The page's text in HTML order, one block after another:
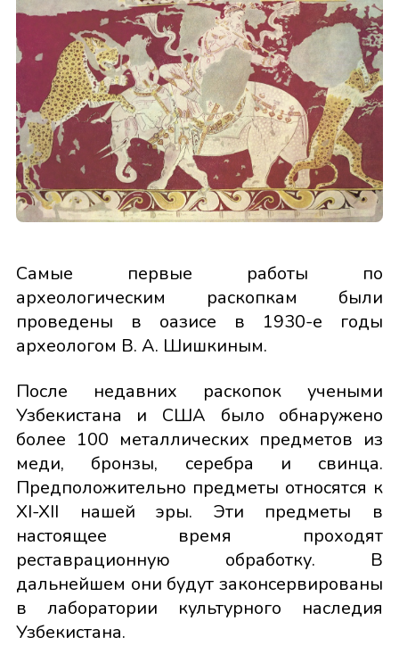
Самые первые работы по
археологическим раскопкам были
проведены в оазисе в 1930-е годы
археологом В. А. Шишкиным.
После недавних раскопок учеными
Узбекистана и США было обнаружено
более 100 металлических предметов из
меди, бронзы, серебра и свинца.
Предположительно предметы относятся к
XI-XII нашей эры. Эти предметы в
настоящее время проходят
реставрационную обработку. В
дальнейшем они будут законсервированы
в лаборатории культурного наследия
Узбекистана.